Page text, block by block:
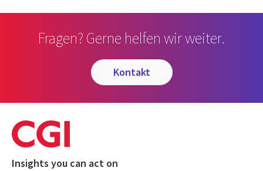
Fragen? Gerne helfen wir weiter.
kontakt
Insights you can act on